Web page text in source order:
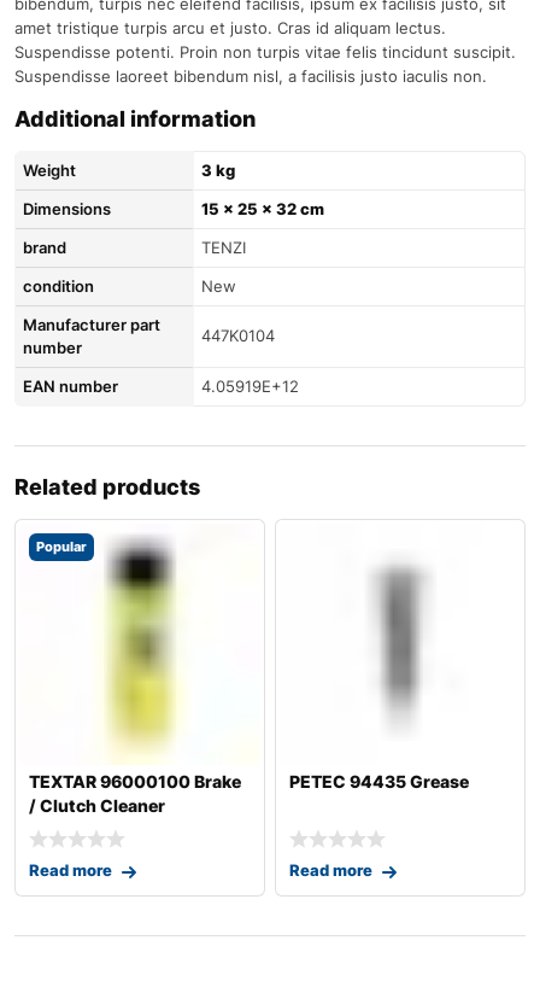
amet tristique turpis arcu et justo. Cras id aliquam lectus.
Suspendisse potenti. Proin non turpis vitae felis tincidunt suscipit.
Suspendisse laoreet bibendum nisl, a facilisis justo iaculis non.
Additional information
Weight
3 kg
Dimensions
15 × 25 × 32 cm
brand
TENZI
condition
New
Manufacturer part
number
447K0104
EAN number 4.05919E+12
Related products
Popular
TEXTAR 96000100 Brake
/ Clutch Cleaner
Read more
PETEC 94435 Grease
Read more